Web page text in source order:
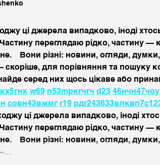
ці джерела випадково, іноді
Частину переглядаю рідко, частину
Вони різні: новини, огляди,
скоріше, для порівняння та пошуку
серед них щось цікаве або
кх5гнк w69 п53mpкгчгч d23 46нчн47чоу
совн43вжмг r19 рдr243633влквn7
ці джерела випадково, іноді
Частину переглядаю рідко, частину
Вони різні: новини, огляди,